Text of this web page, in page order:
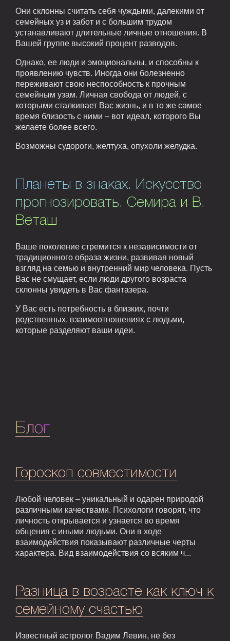
Они склонны считать себя чуждыми, далекими от
семейных уз и забот и с большим трудом
устанавливают длительные личные отношения. В
Вашей группе высокий процент разводов.
Однако, ее люди и эмоциональны, и способны к
проявлению чувств. Иногда они болезненно
переживают свою неспособность к прочным
семейным узам. Личная свобода от людей, с
которыми сталкивает Вас жизнь, и в то же самое
время близость с ними – вот идеал, которого Вы
желаете более всего.
Возможны судороги, желтуха, опухоли желудка.
Планеты в знаках. Искусство
прогнозировать. Семира и В.
Веташ
Ваше поколение стремится к независимости от
традиционного образа жизни, развивая новый
взгляд на семью и внутренний мир человека. Пусть
Вас не смущает, если люди другого возраста
склонны увидеть в Вас фантазера.
У Вас есть потребность в близких, почти
родственных, взаимоотношениях с людьми,
которые разделяют ваши идеи.
Блог
Гороскоп совместимости
Любой человек – уникальный и одарен природой
различными качествами. Психологи говорят, что
личность открывается и узнается во время
общения с иными людьми. Они в ходе
взаимодействия показывают различные черты
характера. Вид взаимодействия со всяким ч...
Разница в возрасте как ключ к
семейному счастью
Известный астролог Вадим Левин, не без